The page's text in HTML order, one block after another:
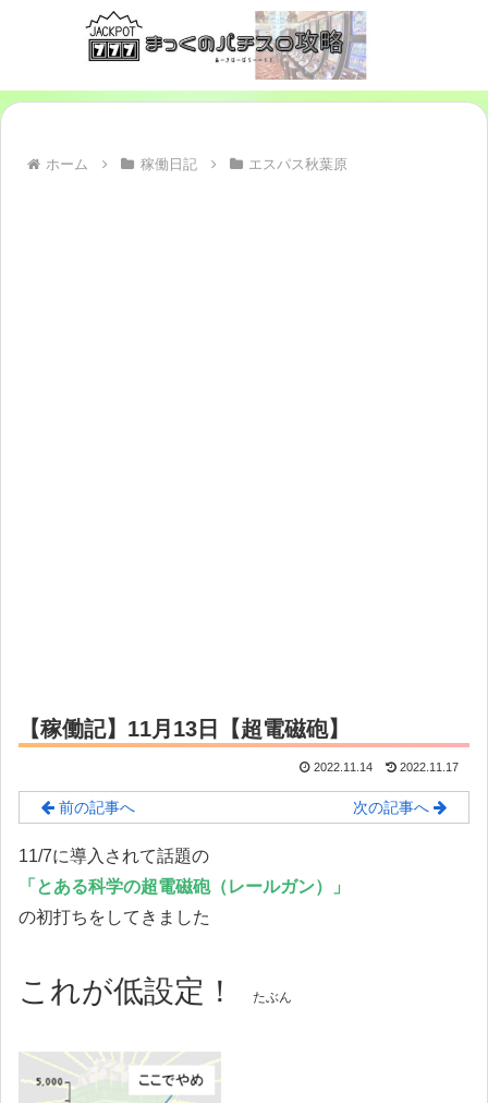
ホーム 稼働日記 エスパス秋葉原
【稼働記】11月13日【超電磁砲】
2022.11.14 2022.11.17
前の記事へ 次の記事へ
11/7に導入されて話題の
「とある科学の超電磁砲（レールガン）」
の初打ちをしてきました
これが低設定！ たぶん